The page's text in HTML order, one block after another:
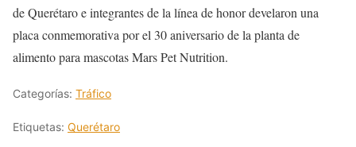
de Querétaro e integrantes de la línea de honor develaron una
placa conmemorativa por el 30 aniversario de la planta de
alimento para mascotas Mars Pet Nutrition.
Categorías: Tráfico
Etiquetas: Querétaro